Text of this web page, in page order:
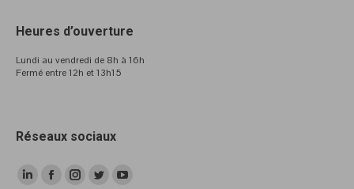
Heures d’ouverture
Lundi au vendredi de 8h à 16h
Fermé entre 12h et 13h15
Réseaux sociaux
FacebookInstagram